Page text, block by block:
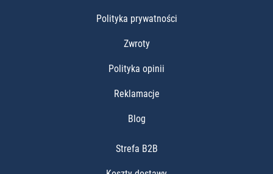
Polityka prywatności
Zwroty
Polityka opinii
Reklamacje
Blog
Strefa B2B